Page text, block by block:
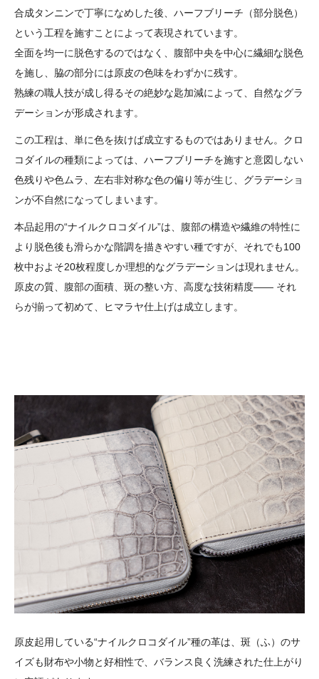
合成タンニンで丁寧になめした後、ハーフブリーチ（部分脱色）
という工程を施すことによって表現されています。
全面を均一に脱色するのではなく、腹部中央を中心に繊細な脱色
を施し、脇の部分には原皮の色味をわずかに残す。
熟練の職人技が成し得るその絶妙な匙加減によって、自然なグラ
デーションが形成されます。
この工程は、単に色を抜けば成立するものではありません。クロ
コダイルの種類によっては、ハーフブリーチを施すと意図しない
色残りや色ムラ、左右非対称な色の偏り等が生じ、グラデーショ
ンが不自然になってしまいます。
本品起用の“ナイルクロコダイル”は、腹部の構造や繊維の特性に
より脱色後も滑らかな階調を描きやすい種ですが、それでも100
枚中およそ20枚程度しか理想的なグラデーションは現れません。
原皮の質、腹部の面積、斑の整い方、高度な技術精度―― それ
らが揃って初めて、ヒマラヤ仕上げは成立します。
原皮起用している“ナイルクロコダイル”種の革は、斑（ふ）のサ
イズも財布や小物と好相性で、バランス良く洗練された仕上がり